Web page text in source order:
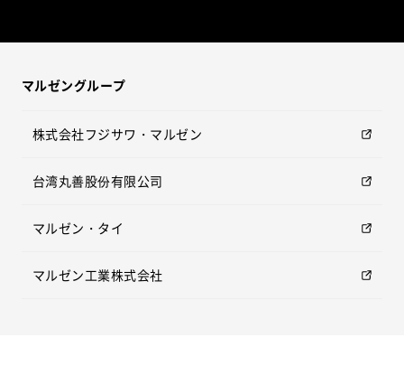
マルゼングループ
株式会社フジサワ・マルゼン
台湾丸善股份有限公司
マルゼン・タイ
マルゼン工業株式会社